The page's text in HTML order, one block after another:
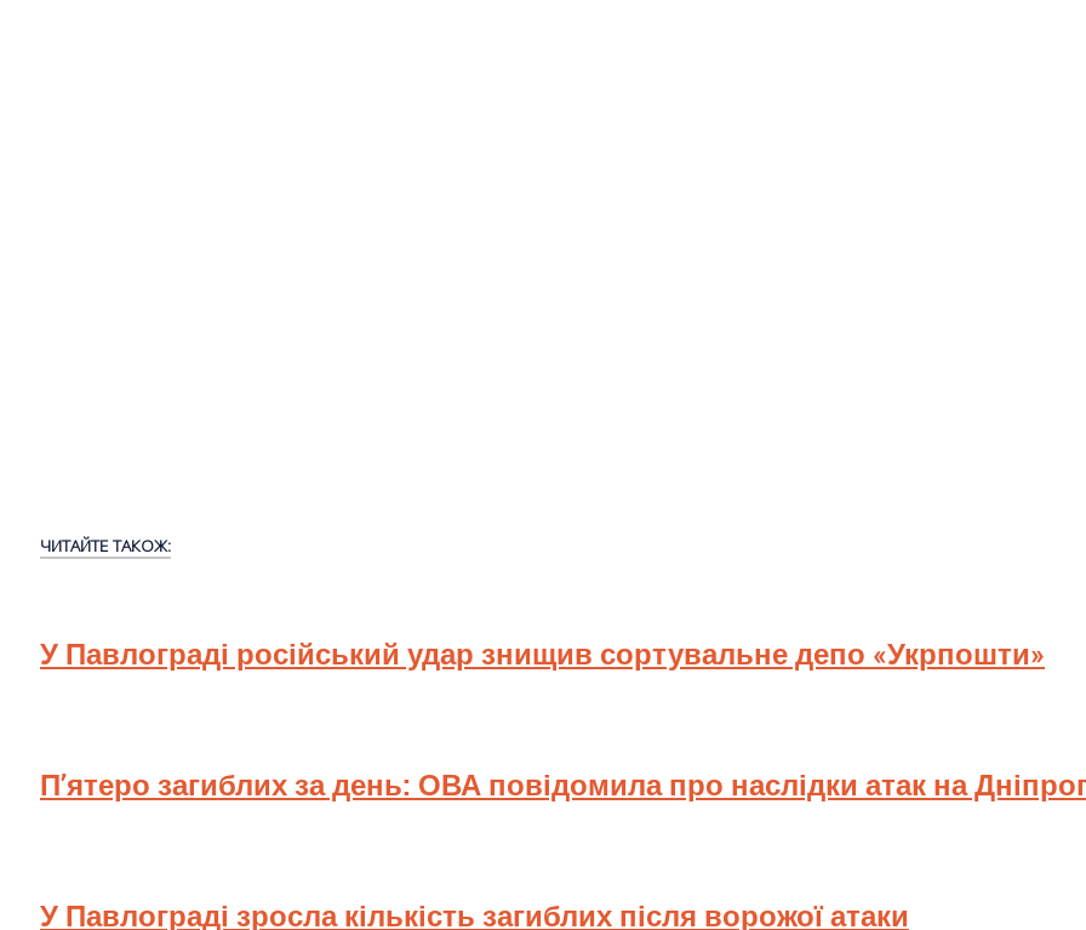
ЧИТАЙТЕ ТАКОЖ:
У Павлограді російський удар знищив сортувальне депо «Укрпошти»
П’ятеро загиблих за день: ОВА повідомила про наслідки атак на
У Павлограді зросла кількість загиблих після ворожої атаки